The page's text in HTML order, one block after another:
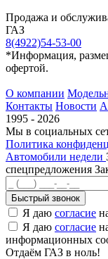
Продажа и
ГАЗ
8(4922)54-53-00
*Информация,
офертой.
О компании
Контакты Новости
1995 - 2026
Мы в социальных
Политика
Автомобили недели
спецпредложения
Быстрый звонок
Я даю согласие
Я даю согласие
информационных
Отдаём ГАЗ в ноль!